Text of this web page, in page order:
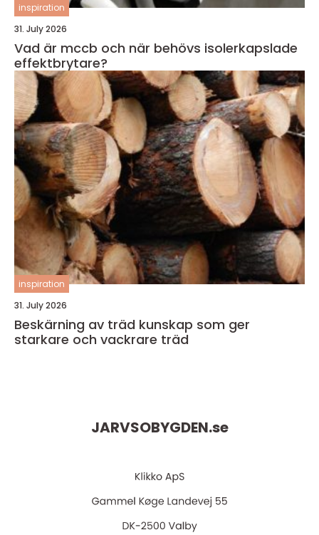
inspiration
31. July 2026
Vad är mccb och när behövs isolerkapslade
effektbrytare?
inspiration
31. July 2026
Beskärning av träd kunskap som ger
starkare och vackrare träd
JARVSOBYGDEN.se